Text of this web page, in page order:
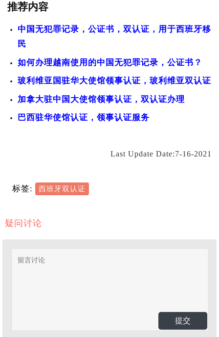
推荐内容
中国无犯罪记录，公证书，双认证，用于西班牙移
民
如何办理越南使用的中国无犯罪记录，公证书？
玻利维亚国驻华大使馆领事认证，玻利维亚双认证
加拿大驻中国大使馆领事认证，双认证办理
巴西驻华使馆认证，领事认证服务
Last Update Date:7-16-2021
标签: 西班牙双认证
疑问讨论
提交